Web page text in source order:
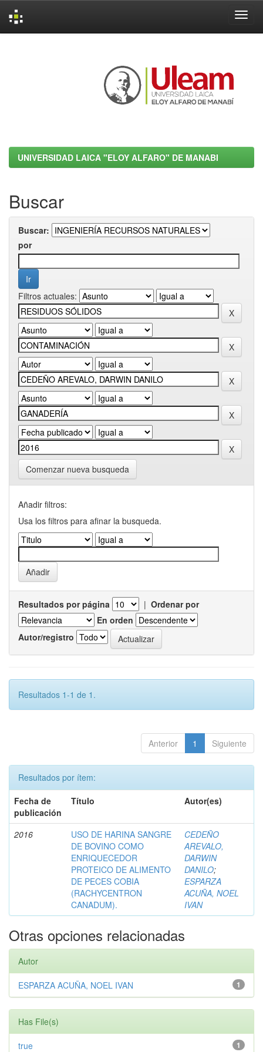
UNIVERSIDAD LAICA "ELOY ALFARO" DE MANABI
Buscar
Buscar:
por
Filtros actuales:
Comenzar nueva busqueda
Añadir filtros:
Usa los filtros para afinar la busqueda.
Resultados por página | Ordenar por
En orden
Autor/registro
Resultados 1-1 de 1.
Anterior 1 Siguiente
Resultados por ítem:
Fecha de
publicación
Título Autor(es)
2016
USO DE HARINA SANGRE
DE BOVINO COMO
ENRIQUECEDOR
PROTEICO DE ALIMENTO
DE PECES COBIA
(RACHYCENTRON
CANADUM).
CEDEÑO
AREVALO,
DARWIN
DANILO;
ESPARZA
ACUÑA, NOEL
IVAN
Otras opciones relacionadas
Autor
1
ESPARZA ACUÑA, NOEL IVAN
Has File(s)
1
true